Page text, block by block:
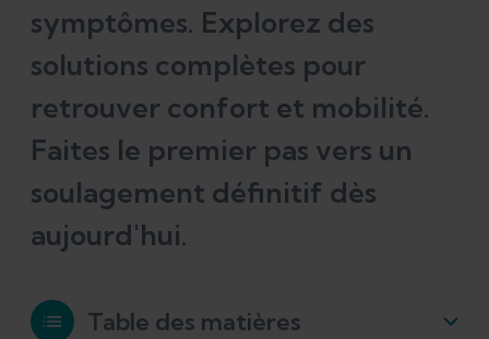
symptômes. Explorez des
solutions complètes pour
retrouver confort et mobilité.
Faites le premier pas vers un
soulagement définitif dès
aujourd'hui.
Table des matières